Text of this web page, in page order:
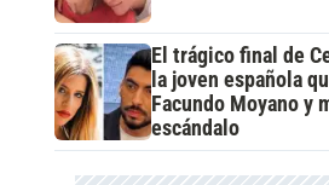
El trágico final de
la joven española
Facundo Moyano y
escándalo